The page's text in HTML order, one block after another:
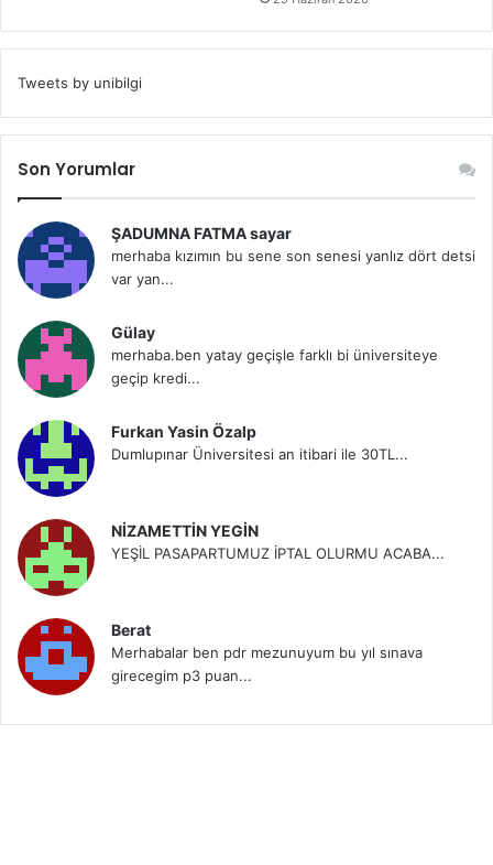
Tweets by unibilgi
Son Yorumlar
ŞADUMNA FATMA sayar
merhaba kızımın bu sene son senesi yanlız dört detsi
var yan...
Gülay
merhaba.ben yatay geçişle farklı bi üniversiteye
geçip kredi...
Furkan Yasin Özalp
Dumlupınar Üniversitesi an itibari ile 30TL...
NİZAMETTİN YEGİN
YEŞİL PASAPARTUMUZ İPTAL OLURMU ACABA...
Berat
Merhabalar ben pdr mezunuyum bu yıl sınava
girecegim p3 puan...